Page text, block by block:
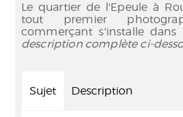
Le quartier de l'Epeule à
tout premier
commerçant s'installe dans
description complète ci-
Sujet Description